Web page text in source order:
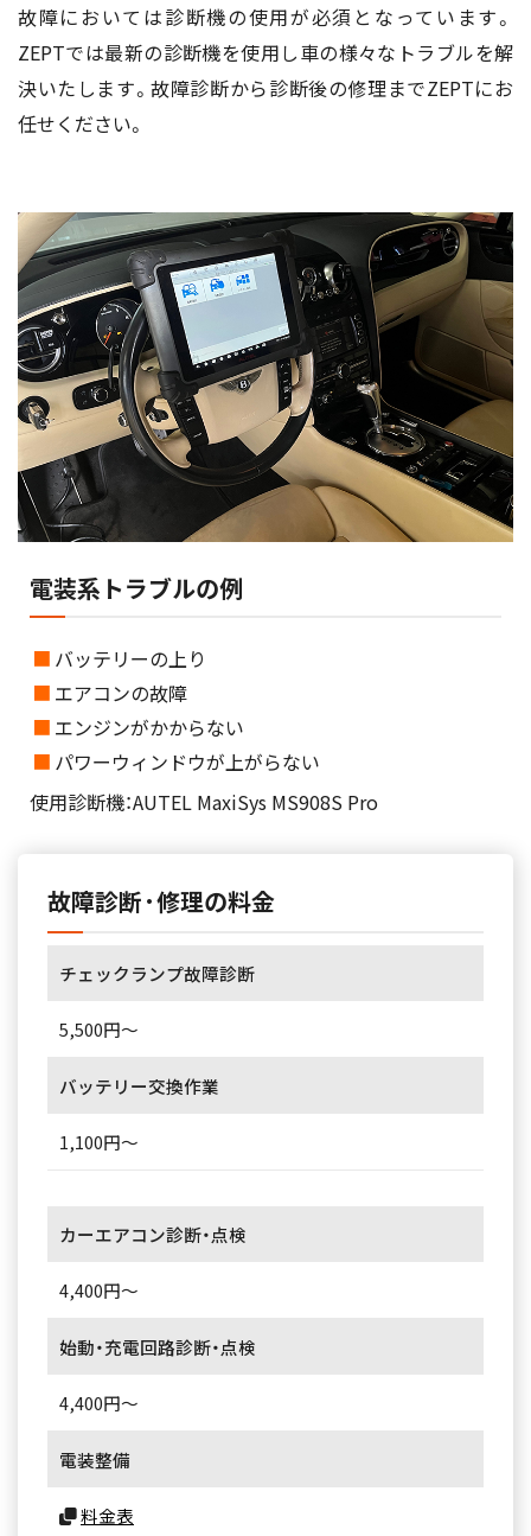
故障においては診断機の使用が必須となっています。
ZEPTでは最新の診断機を使用し車の様々なトラブルを解
決いたします。故障診断から診断後の修理までZEPTにお
任せください。
電装系トラブルの例
バッテリーの上り
エアコンの故障
エンジンがかからない
パワーウィンドウが上がらない
使用診断機：AUTEL MaxiSys MS908S Pro
故障診断·修理の料金
チェックランプ故障診断
5,500円～
バッテリー交換作業
1,100円～
カーエアコン診断・点検
4,400円～
始動・充電回路診断・点検
4,400円～
電装整備
料金表